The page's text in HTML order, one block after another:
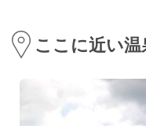
ここに近い温